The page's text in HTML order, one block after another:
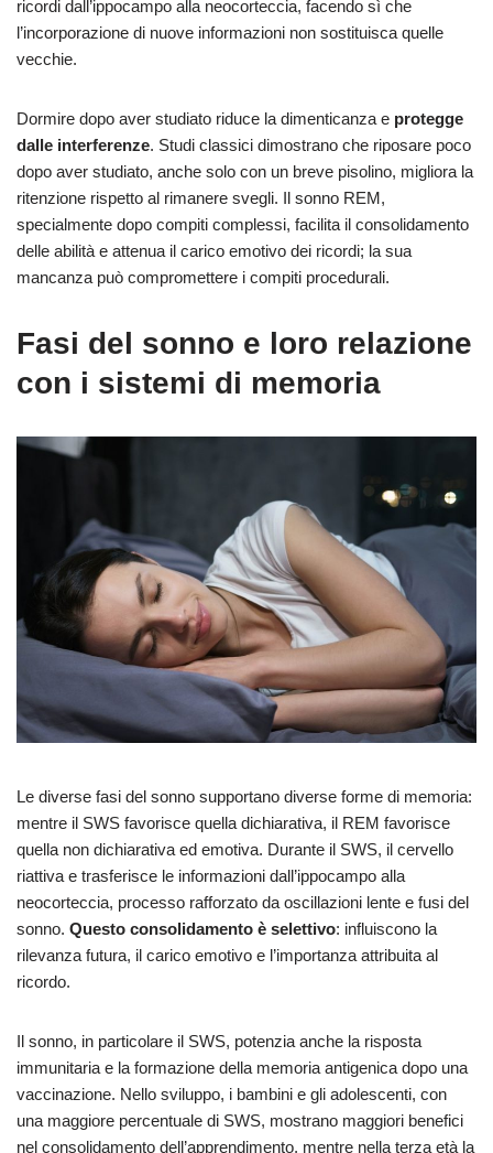
ricordi dall’ippocampo alla neocorteccia, facendo sì che
l’incorporazione di nuove informazioni non sostituisca quelle
vecchie.
Dormire dopo aver studiato riduce la dimenticanza e protegge
dalle interferenze. Studi classici dimostrano che riposare poco
dopo aver studiato, anche solo con un breve pisolino, migliora la
ritenzione rispetto al rimanere svegli. Il sonno REM,
specialmente dopo compiti complessi, facilita il consolidamento
delle abilità e attenua il carico emotivo dei ricordi; la sua
mancanza può compromettere i compiti procedurali.
Fasi del sonno e loro relazione
con i sistemi di memoria
Le diverse fasi del sonno supportano diverse forme di memoria:
mentre il SWS favorisce quella dichiarativa, il REM favorisce
quella non dichiarativa ed emotiva. Durante il SWS, il cervello
riattiva e trasferisce le informazioni dall’ippocampo alla
neocorteccia, processo rafforzato da oscillazioni lente e fusi del
sonno. Questo consolidamento è selettivo: influiscono la
rilevanza futura, il carico emotivo e l’importanza attribuita al
ricordo.
Il sonno, in particolare il SWS, potenzia anche la risposta
immunitaria e la formazione della memoria antigenica dopo una
vaccinazione. Nello sviluppo, i bambini e gli adolescenti, con
una maggiore percentuale di SWS, mostrano maggiori benefici
nel consolidamento dell’apprendimento, mentre nella terza età la